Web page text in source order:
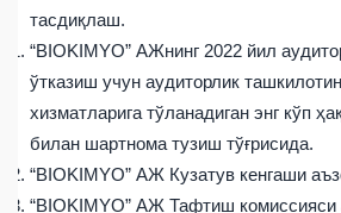
тасдиқлаш.
“BIOKIMYO” АЖнинг 2022 йил
ўтказиш учун аудиторлик
хизматларига тўланадиган энг кўп
билан шартнома тузиш тўғрисида.
“BIOKIMYO” АЖ Кузатув кенгаши
“BIOKIMYO” АЖ Тафтиш комиссияси